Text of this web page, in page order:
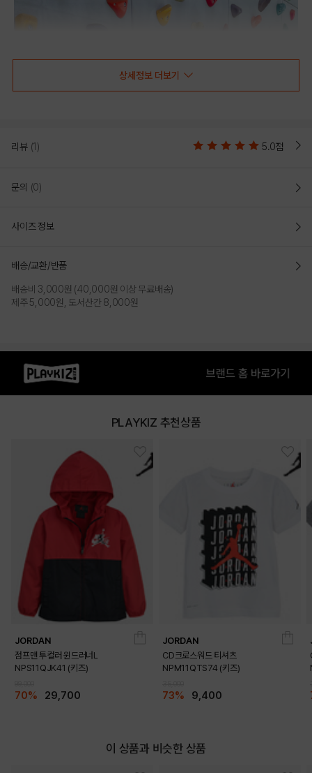
• 저지 소재의 반팔 티셔츠
• 점프맨 로고로 디자인 포인트를 준 제품
상세정보 더보기
리뷰 (1) 5.0점
문의 (0)
사이즈 정보
배송/교환/반품
배송비 3,000원 (40,000원 이상 무료배송)
제주 5,000원, 도서산간 8,000원
PLAYKIZ 추천상품
JORDAN
점프맨 투컬러 윈드러너L
NPS11QJK41 (키즈)
70% 29,700
JORDAN
CD크로스워드 티셔츠
NPM11QTS74 (키즈)
73% 9,400
이 상품과 비슷한 상품